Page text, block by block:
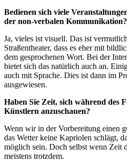
Bedienen sich viele
der non-verbalen Kommunikation?
Ja, vieles ist visuell. Das ist
Straßentheater, dass es eher mit
dem gesprochenen Wort. Bei der
bietet sich das natürlich auch an.
auch mit Sprache. Dies ist dann im
ausgewiesen.
Haben Sie Zeit, sich während des
Künstlern anzuschauen?
Wenn wir in der Vorbereitung einen
das Wetter keine Kapriolen schlägt,
möglich sein. Doch selbst wenn Zeit
meistens trotzdem.